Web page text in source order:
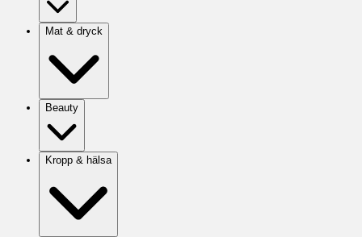
Mat & dryck
Beauty
Kropp & hälsa